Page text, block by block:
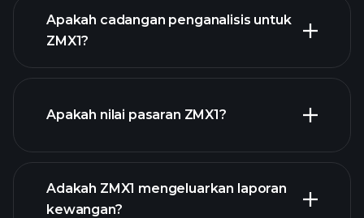
Apakah cadangan penganalisis untuk
ZMX1?
Apakah nilai pasaran ZMX1?
Adakah ZMX1 mengeluarkan laporan
kewangan?